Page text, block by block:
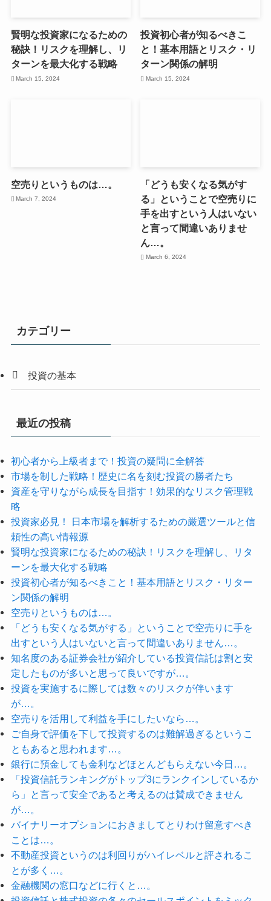
賢明な投資家になるための
秘訣！リスクを理解し、リ
ターンを最大化する戦略
March 15, 2024
投資初心者が知るべきこ
と！基本用語とリスク・リ
ターン関係の解明
March 15, 2024
空売りというものは…。
March 7, 2024
「どうも安くなる気がす
る」ということで空売りに
手を出すという人はいない
と言って間違いありませ
ん…。
March 6, 2024
カテゴリー
投資の基本
最近の投稿
初心者から上級者まで！投資の疑問に全解答
市場を制した戦略！歴史に名を刻む投資の勝者たち
資産を守りながら成長を目指す！効果的なリスク管理戦
略
投資家必見！ 日本市場を解析するための厳選ツールと信
頼性の高い情報源
賢明な投資家になるための秘訣！リスクを理解し、リタ
ーンを最大化する戦略
投資初心者が知るべきこと！基本用語とリスク・リター
ン関係の解明
空売りというものは…。
「どうも安くなる気がする」ということで空売りに手を
出すという人はいないと言って間違いありません…。
知名度のある証券会社が紹介している投資信託は割と安
定したものが多いと思って良いですが…。
投資を実施するに際しては数々のリスクが伴います
が…。
空売りを活用して利益を手にしたいなら…。
ご自身で評価を下して投資するのは難解過ぎるというこ
ともあると思われます…。
銀行に預金しても金利などほとんどもらえない今日…。
「投資信託ランキングがトップ3にランクインしているか
ら」と言って安全であると考えるのは賛成できません
が…。
バイナリーオプションにおきましてとりわけ留意すべき
ことは…。
不動産投資というのは利回りがハイレベルと評されるこ
とが多く…。
金融機関の窓口などに行くと…。